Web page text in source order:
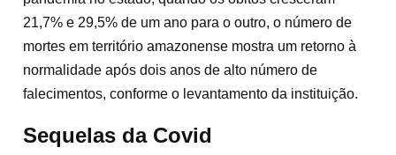
21,7% e 29,5% de um ano para o outro, o número de
mortes em território amazonense mostra um retorno à
normalidade após dois anos de alto número de
falecimentos, conforme o levantamento da instituição.
Sequelas da Covid